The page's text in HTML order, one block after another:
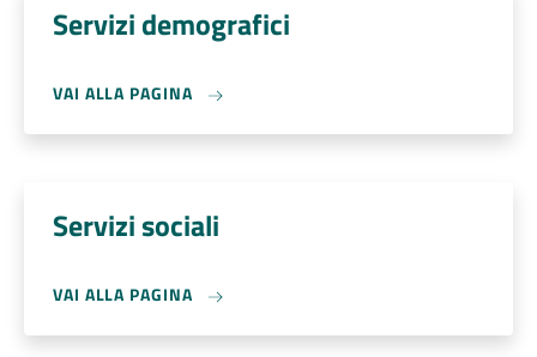
Servizi demografici
VAI ALLA PAGINA
Servizi sociali
VAI ALLA PAGINA